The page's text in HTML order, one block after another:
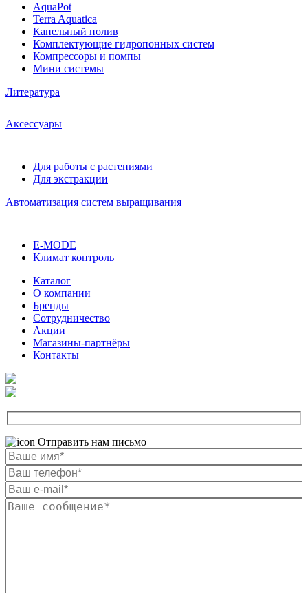
AquaPot
Terra Aquatica
Капельный полив
Комплектующие гидропонных систем
Компрессоры и помпы
Мини системы
Литература
Аксессуары
Для работы с растениями
Для экстракции
Автоматизация систем выращивания
E-MODE
Климат контроль
Каталог
О компании
Бренды
Сотрудничество
Акции
Магазины-партнёры
Контакты
Отправить нам письмо